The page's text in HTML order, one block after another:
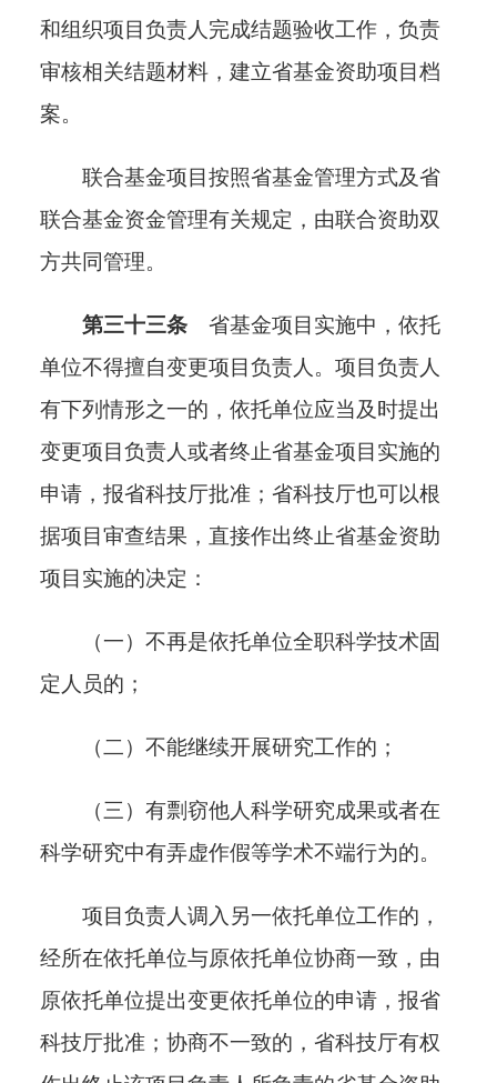
和组织项目负责人完成结题验收工作， 负责
审核相关结题材料，建立省基金资助项目档
案。
联合基金项目按照省基金管理方式及省
联合基金资金管理有关规定，由联合资助双
方共同管理。
第三十三条
省基金项目实施中，依托
单位不得擅自变更项目负责人。项目负责人
有下列情形之一的，依托单位应当及时提出
变更项目负责人或者终止省基金项目实施的
申请，报省科技厅批准；省科技厅也可以根
据项目审查结果，直接作出终止省基金资助
项目实施的决定 ：
（一）不再是依托单位全职科学技术固
定人员的；
（二）不能继续开展研究工作的；
（三）有剽窃他人科学研究成果或者在
科学研究中有弄虚作假等学术不端行为的。
项目负责人调入另一依托单位工作的，
经所在依托单位与原依托单位协商一致，由
原依托单位提出变更依托单位的申请，报省
科技厅批准；协商不一致的，省科技厅有权